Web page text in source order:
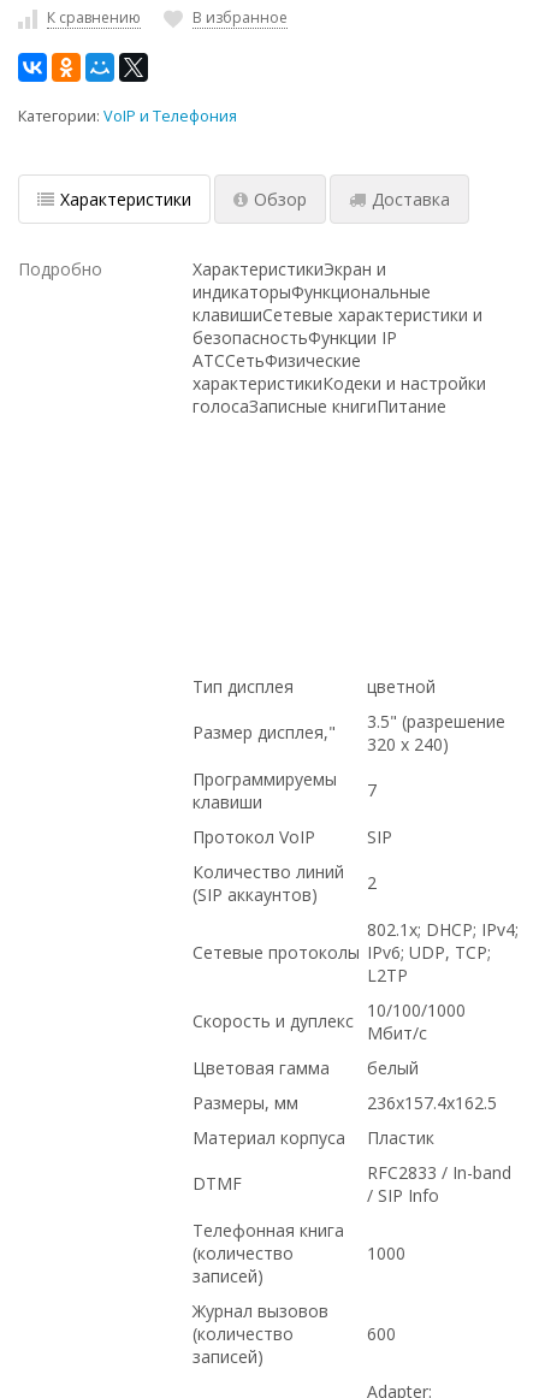
К сравнению В избранное
Категории: VoIP и Телефония
Характеристики Обзор Доставка
Подробно
ХарактеристикиЭкран и
индикаторыФункциональные
клавишиСетевые характеристики и
безопасностьФункции IP
АТССетьФизические
характеристикиКодеки и настройки
голосаЗаписные книгиПитание
Тип дисплея
цветной
Размер дисплея,"
3.5" (разрешение
320 x 240)
Программируемы
клавиши
7
Протокол VoIP
SIP
Количество линий
(SIP аккаунтов)
2
Сетевые протоколы
802.1x; DHCP; IPv4;
IPv6; UDP, TCP;
L2TP
Скорость и дуплекс
10/100/1000
Мбит/с
Цветовая гамма
белый
Размеры, мм
236x157.4x162.5
Материал корпуса
Пластик
DTMF
RFC2833 / In-band
/ SIP Info
Телефонная книга
(количество
записей)
1000
Журнал вызовов
(количество
записей)
600
Adapter: